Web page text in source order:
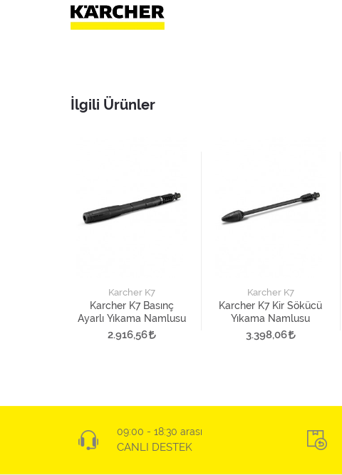
İlgili Ürünler
Karcher K7
Karcher K7 Basınç
Ayarlı Yıkama Namlusu
2.916,56
Karcher K7
Karcher K7 Kir Sökücü
Yıkama Namlusu
3.398,06
09:00 - 18:30 arası
CANLI DESTEK